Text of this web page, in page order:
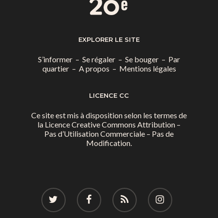
EXPLORER LE SITE
S’informer – Se régaler – Se bouger – Par
quartier– A propos – Mentions légales
LICENCE CC
Ce site est mis à disposition selon les termes de
la Licence Creative Commons Attribution –
Pas d’Utilisation Commerciale – Pas de
Modification.